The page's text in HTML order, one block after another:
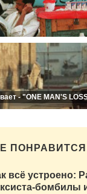
- "ONE MAN'S
ПОНРАВИТСЯ
всё устроено:
бомбилы